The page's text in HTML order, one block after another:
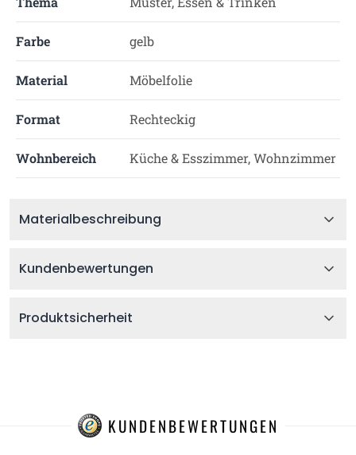
Farbe gelb
Material Möbelfolie
Format Rechteckig
Wohnbereich Küche & Esszimmer, Wohnzimmer
Materialbeschreibung
Kundenbewertungen
Produktsicherheit
KUNDENBEWERTUNGEN